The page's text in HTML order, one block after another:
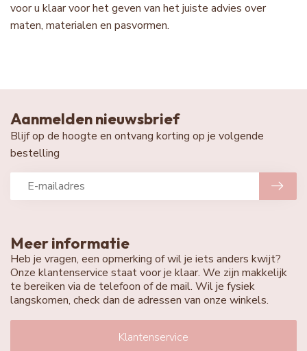
voor u klaar voor het geven van het juiste advies over
maten, materialen en pasvormen.
Meer informatie
Heb je vragen, een opmerking of wil je iets anders kwijt?
Onze klantenservice staat voor je klaar. We zijn makkelijk
te bereiken via de telefoon of de mail. Wil je fysiek
langskomen, check dan de adressen van onze winkels.
Klantenservice
Aanmelden nieuwsbrief
Blijf op de hoogte en ontvang korting op je volgende
bestelling